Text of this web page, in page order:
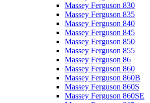
Massey Ferguson 830
Massey Ferguson 835
Massey Ferguson 840
Massey Ferguson 845
Massey Ferguson 850
Massey Ferguson 855
Massey Ferguson 86
Massey Ferguson 860
Massey Ferguson 860B
Massey Ferguson 860S
Massey Ferguson 860SE